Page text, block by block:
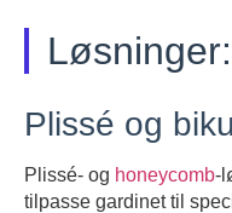
Plissé og
Plissé- og honeycomb-
tilpasse gardinet til